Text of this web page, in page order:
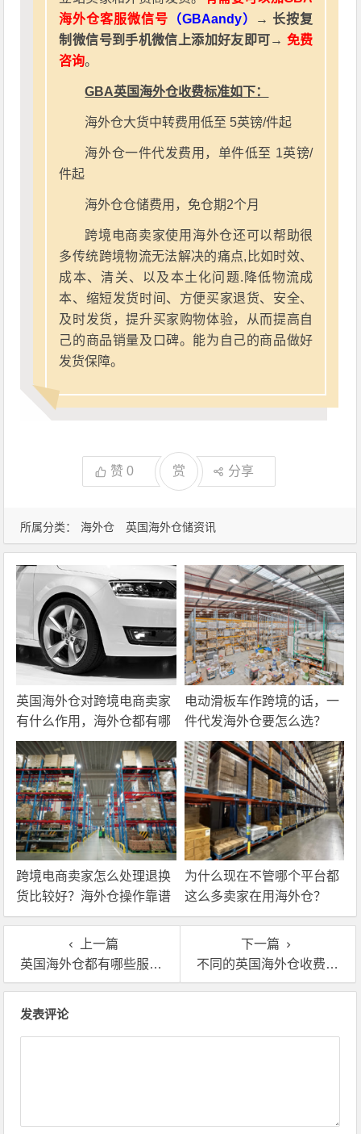
所属分类： 海外仓 英国海外仓储资讯
海外仓客服微信号 （GBAandy）
→ 长按复
制微信号到手机微信上添加好友即可→ 免费
咨询。
GBA英国海外仓收费标准如下：
海外仓大货中转费用低至 5英镑/件起
海外仓一件代发费用，单件低至 1英镑/
件起
海外仓仓储费用，免仓期2个月
跨境电商卖家使用海外仓还可以帮助很
多传统跨境物流无法解决的痛点,比如时效、
成本、清关、以及本土化问题.降低物流成
本、缩短发货时间、方便买家退货、安全、
及时发货，提升买家购物体验，从而提高自
己的商品销量及口碑。能为自己的商品做好
发货保障。
赞0 赏 分享
英国海外仓对跨境电商卖家
有什么作用，海外仓都有哪
些核心服务？
电动滑板车作跨境的话，一
件代发海外仓要怎么选？
跨境电商卖家怎么处理退换
货比较好？海外仓操作靠谱
吗？
为什么现在不管哪个平台都
这么多卖家在用海外仓？
上一篇
英国海外仓都有哪些服务？费用如何
下一篇
不同的英国海外仓收费方式有什么不一样吗？大概费用多少
发表评论